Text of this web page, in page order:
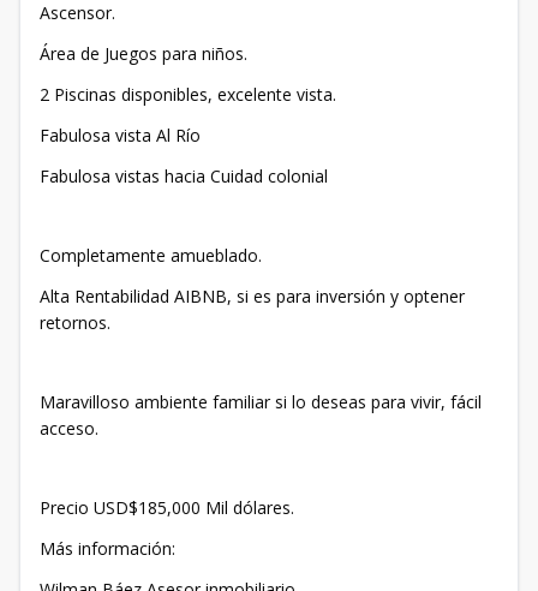
Ascensor.
Área de Juegos para niños.
2 Piscinas disponibles, excelente vista.
Fabulosa vista Al Río
Fabulosa vistas hacia Cuidad colonial
Completamente amueblado.
Alta Rentabilidad AIBNB, si es para inversión y optener
retornos.
Maravilloso ambiente familiar si lo deseas para vivir, fácil
acceso.
Precio USD$185,000 Mil dólares.
Más información: